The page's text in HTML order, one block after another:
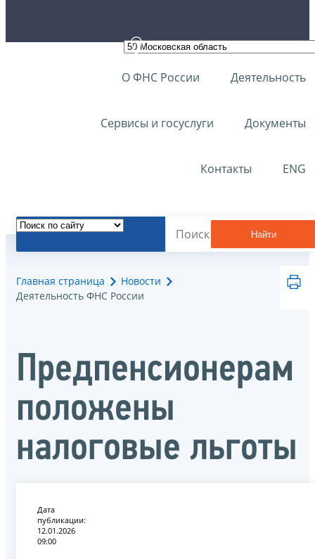
О ФНС России Деятельность
Сервисы и госуслуги Документы
Контакты ENG
Найти
Главная страница
Новости
Деятельность ФНС России
Предпенсионерам
положены
налоговые льготы
Дата
публикации:
12.01.2026
09:00